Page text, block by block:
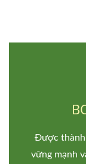
Được thành
vững mạnh